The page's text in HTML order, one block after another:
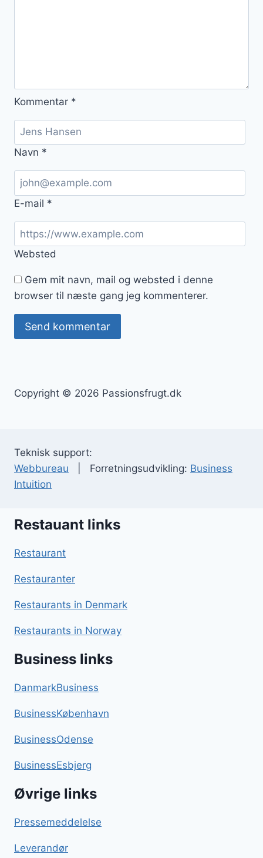
Kommentar *
Navn *
E-mail *
Websted
Gem mit navn, mail og websted i denne
browser til næste gang jeg kommenterer.
Copyright © 2026 Passionsfrugt.dk
Teknisk support:
Webbureau | Forretningsudvikling: Business
Intuition
Restauant links
Restaurant
Restauranter
Restaurants in Denmark
Restaurants in Norway
Business links
DanmarkBusiness
BusinessKøbenhavn
BusinessOdense
BusinessEsbjerg
Øvrige links
Pressemeddelelse
Leverandør